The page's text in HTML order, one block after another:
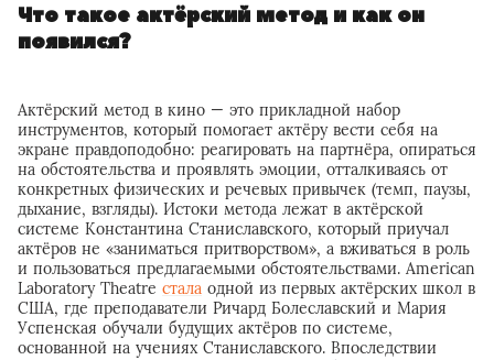
Что такое актёрский метод и как он
появился?
Актёрский метод в кино — это прикладной набор
инструментов, который помогает актёру вести себя на
экране правдоподобно: реагировать на партнёра, опираться
на обстоятельства и проявлять эмоции, отталкиваясь от
конкретных физических и речевых привычек (темп, паузы,
дыхание, взгляды). Истоки метода лежат в актёрской
системе Константина Станиславского, который приучал
актёров не «заниматься притворством», а вживаться в роль
и пользоваться предлагаемыми обстоятельствами. American
Laboratory Theatre стала одной из первых актёрских школ в
США, где преподаватели Ричард Болеславский и Мария
Успенская обучали будущих актёров по системе,
основанной на учениях Станиславского. Впоследствии